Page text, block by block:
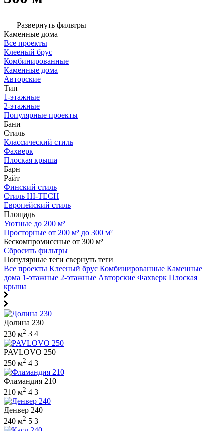
Развернуть фильтры
Каменные дома
Все проекты
Клееный брус
Комбинированные
Каменные дома
Авторские
Тип
1-этажные
2-этажные
Популярные проекты
Бани
Стиль
Классический стиль
Фахверк
Плоская крыша
Барн
Райт
Финский стиль
Стиль HI-TECH
Европейский стиль
Площадь
Уютные до 200 м²
Просторные от 200 м² до 300 м²
Бескомпромиссные от 300 м²
Сбросить фильтры
Популярные теги свернуть теги
Все проекты Клееный брус Комбинированные Каменные
дома 1-этажные 2-этажные Авторские Фахверк Плоская
крыша
Долина 230
230 м2 3 4
PAVLOVO 250
250 м2 4 3
Фламандия 210
210 м2 4 3
Денвер 240
240 м2 5 3